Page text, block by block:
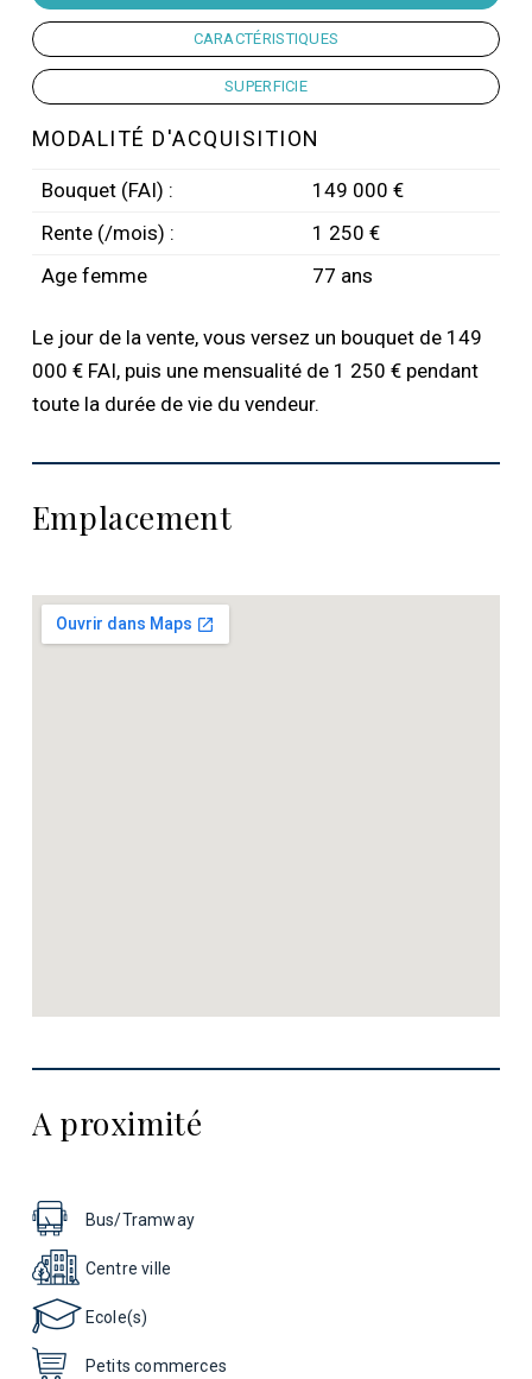
CARACTÉRISTIQUES
SUPERFICIE
MODALITÉ D'ACQUISITION
Bouquet (FAI) :
149 000 €
Rente (/mois) :
1 250 €
Age femme
77 ans
Le jour de la vente, vous versez un bouquet de 149
000 € FAI, puis une mensualité de 1 250 € pendant
toute la durée de vie du vendeur.
Emplacement
A proximité
Bus/Tramway
Centre ville
Ecole(s)
Petits commerces